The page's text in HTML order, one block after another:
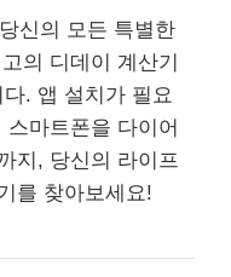
신의 모든 특별한
의 디데이 계산기
. 앱 설치가 필요
마트폰을 다이어
지, 당신의 라이프
를 찾아보세요!